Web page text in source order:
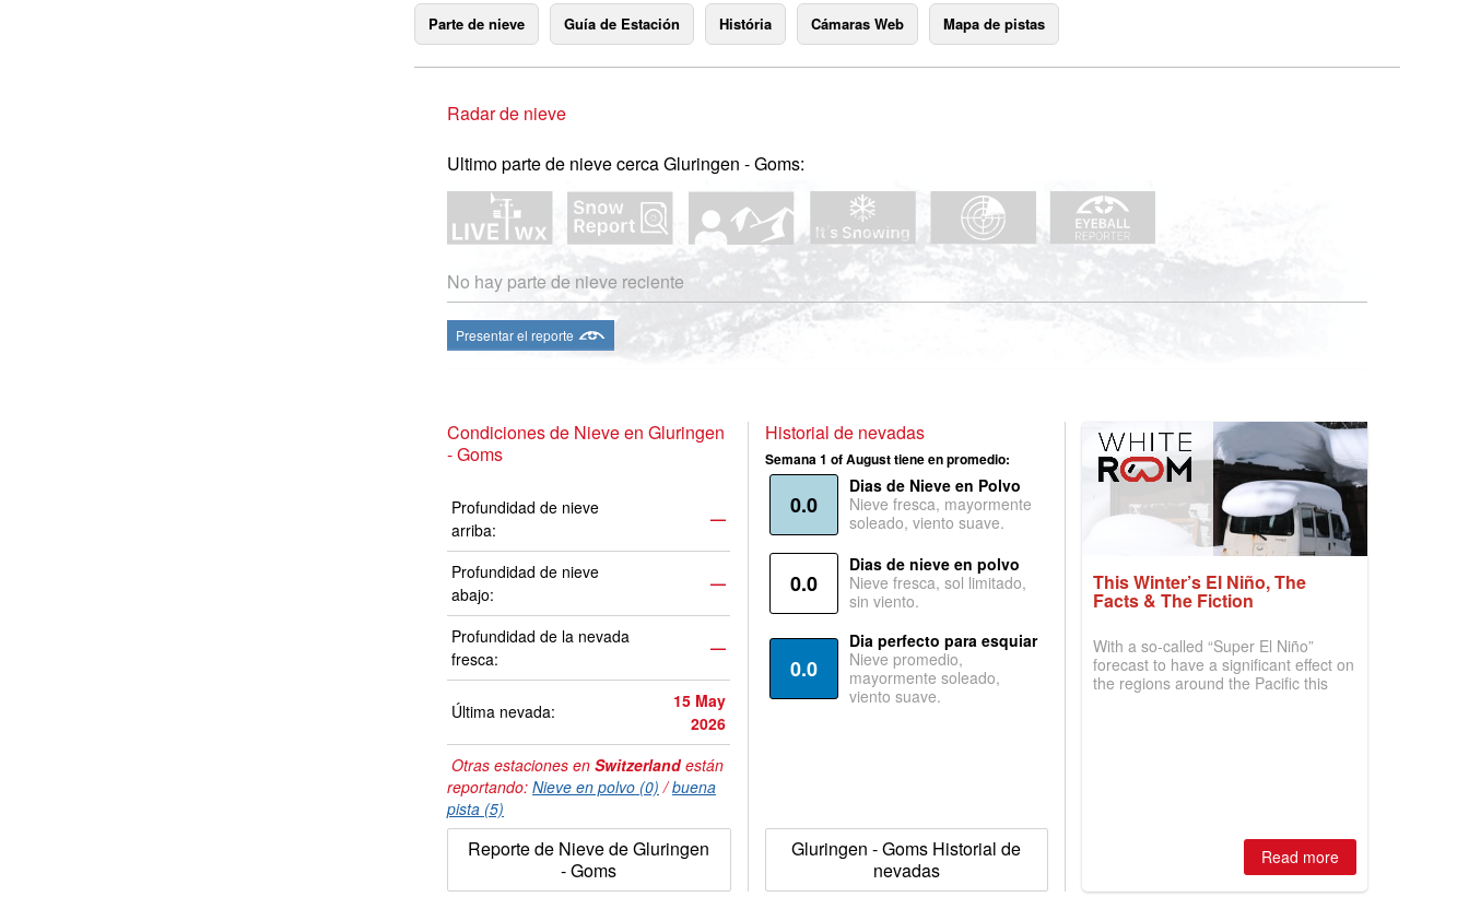
Parte de nieve Guía de Estación História Cámaras Web Mapa de pistas
Radar de nieve
Ultimo parte de nieve cerca Gluringen - Goms:
No hay parte de nieve reciente
Presentar el reporte
Condiciones de Nieve en Gluringen
- Goms
Profundidad de nieve
arriba:
—
Profundidad de nieve
abajo:
—
Profundidad de la nevada
fresca:
—
Última nevada:
15 May
2026
Otras estaciones en Switzerlandestán
reportando: Nieve en polvo (0) /buena
pista (5)
Reporte de Nieve de Gluringen
- Goms
Historial de nevadas
Semana 1 of August tiene en promedio:
0.0
Dias de Nieve en Polvo
Nieve fresca, mayormente
soleado, viento suave.
0.0
Dias de nieve en polvo
Nieve fresca, sol limitado,
sin viento.
0.0
Dia perfecto para esquiar
Nieve promedio,
mayormente soleado,
viento suave.
Gluringen - Goms Historial de
nevadas
This Winter’s El Niño, The
Facts & The Fiction
With a so-called “Super El Niño”
forecast to have a significant effect on
the regions around the Pacific this
Read more